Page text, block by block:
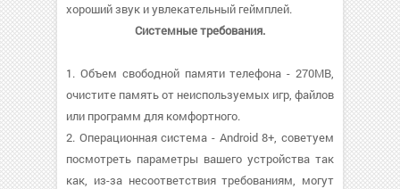
хороший звук и увлекательный геймплей.
Системные требования.
1. Объем свободной памяти телефона - 270MB,
очистите память от неиспользуемых игр, файлов
или программ для комфортного.
2. Операционная система - Android 8+, советуем
посмотреть параметры вашего устройства так
как, из-за несоответствия требованиям, могут